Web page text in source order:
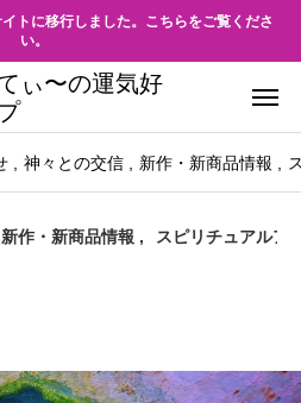
トに移行しました。こちらをご覧くださ
い。
ぃ〜の運気好
神々との交信 新作・新商品情報
新作・新商品情報 スピリチュアルア